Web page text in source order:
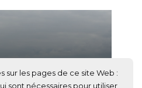
LA
sur les pages de ce site Web :
sont nécessaires pour utiliser